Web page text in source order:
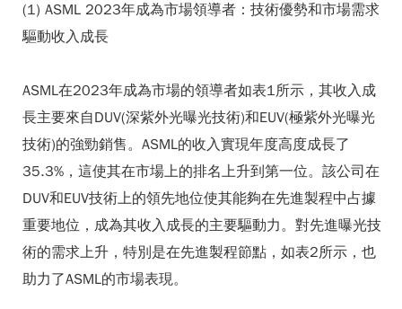
(1) ASML 2023年成為市場領導者：技術優勢和市場需求
驅動收入成長
ASML在2023年成為市場的領導者如表1所示，其收入成
長主要來自DUV(深紫外光曝光技術)和EUV(極紫外光曝光
技術)的強勁銷售。ASML的收入實現年度高度成長了
35.3%，這使其在市場上的排名上升到第一位。該公司在
DUV和EUV技術上的領先地位使其能夠在先進製程中占據
重要地位，成為其收入成長的主要驅動力。對先進曝光技
術的需求上升，特別是在先進製程節點，如表2所示，也
助力了ASML的市場表現。